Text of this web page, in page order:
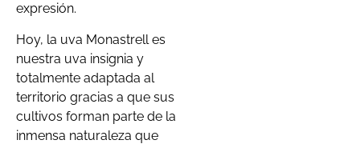
expresión.
Hoy, la uva Monastrell es
nuestra uva insignia y
totalmente adaptada al
territorio gracias a que sus
cultivos forman parte de la
inmensa naturaleza que